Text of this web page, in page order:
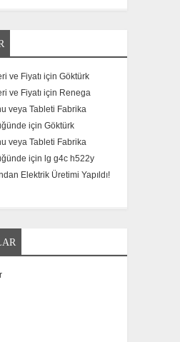
ve Fiyatı için Göktürk
ve Fiyatı için Renega
veya Tableti Fabrika
için Göktürk
veya Tableti Fabrika
için lg g4c h522y
Elektrik Üretimi Yapıldı!